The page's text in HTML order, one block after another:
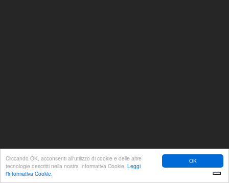
OK
Cliccando OK, acconsenti all'utilizzo di cookie e delle altre
tecnologie descritti nella nostra Informativa Cookie. Leggi
l'informativa Cookie.